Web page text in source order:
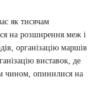
як тисячам
на розширення меж і
організацію маршів
виставок, де
чином, опинилися на